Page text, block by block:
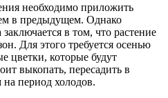
необходимо приложить
в предыдущем. Однако
в том, что растение
Для этого требуется осенью
цветки, которые будут
выкопать, пересадить в
на период холодов.